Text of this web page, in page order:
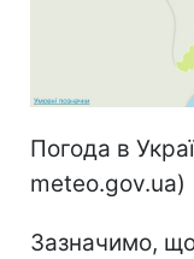
Погода в
meteo.gov.ua)
Зазначимо,